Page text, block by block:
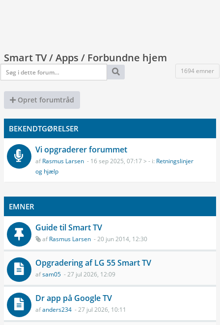
Smart TV / Apps / Forbundne hjem
1694 emner
Opret forumtråd
BEKENDTGØRELSER
Vi opgraderer forummet
afRasmus Larsen - 16 sep 2025, 07:17 > - i: Retningslinjer
og hjælp
EMNER
Guide til Smart TV
afRasmus Larsen - 20 jun 2014, 12:30
Opgradering af LG 55 Smart TV
afsam05 - 27 jul 2026, 12:09
Dr app på Google TV
afanders234 - 27 jul 2026, 10:11